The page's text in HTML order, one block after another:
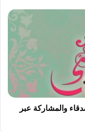
والمشاركة عبر